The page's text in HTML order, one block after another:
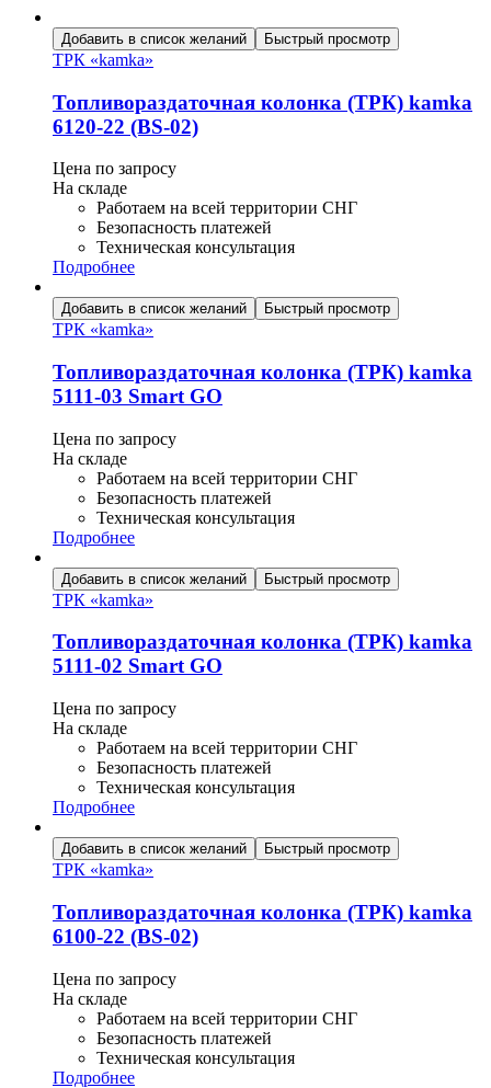
Добавить в список желаний Быстрый просмотр
ТРК «kamka»
Топливораздаточная колонка (ТРК) kamka
6120-22 (BS-02)
Цена по запросу
На складе
Работаем на всей территории СНГ
Безопасность платежей
Техническая консультация
Подробнее
Добавить в список желаний Быстрый просмотр
ТРК «kamka»
Топливораздаточная колонка (ТРК) kamka
5111-03 Smart GO
Цена по запросу
На складе
Работаем на всей территории СНГ
Безопасность платежей
Техническая консультация
Подробнее
Добавить в список желаний Быстрый просмотр
ТРК «kamka»
Топливораздаточная колонка (ТРК) kamka
5111-02 Smart GO
Цена по запросу
На складе
Работаем на всей территории СНГ
Безопасность платежей
Техническая консультация
Подробнее
Добавить в список желаний Быстрый просмотр
ТРК «kamka»
Топливораздаточная колонка (ТРК) kamka
6100-22 (BS-02)
Цена по запросу
На складе
Работаем на всей территории СНГ
Безопасность платежей
Техническая консультация
Подробнее